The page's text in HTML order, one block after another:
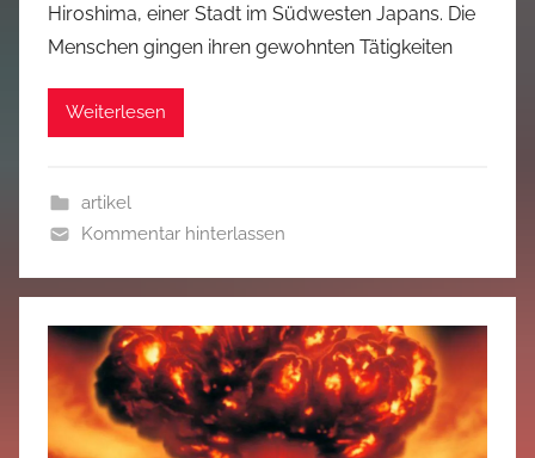
Hiroshima, einer Stadt im Südwesten Japans. Die
Menschen gingen ihren gewohnten Tätigkeiten
Weiterlesen
artikel
Kommentar hinterlassen